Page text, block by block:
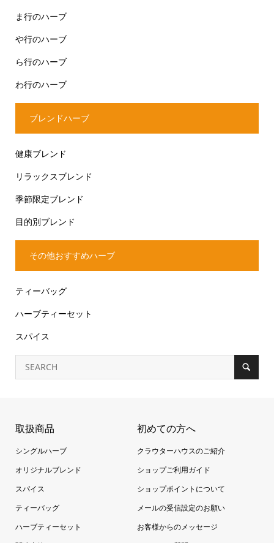
ま行のハーブ
や行のハーブ
ら行のハーブ
わ行のハーブ
ブレンドハーブ
健康ブレンド
リラックスブレンド
季節限定ブレンド
目的別ブレンド
その他おすすめハーブ
ティーバッグ
ハーブティーセット
スパイス
取扱商品
シングルハーブ
オリジナルブレンド
スパイス
ティーバッグ
ハーブティーセット
初めての方へ
クラウターハウスのご紹介
ショップご利用ガイド
ショップポイントについて
メールの受信設定のお願い
お客様からのメッセージ